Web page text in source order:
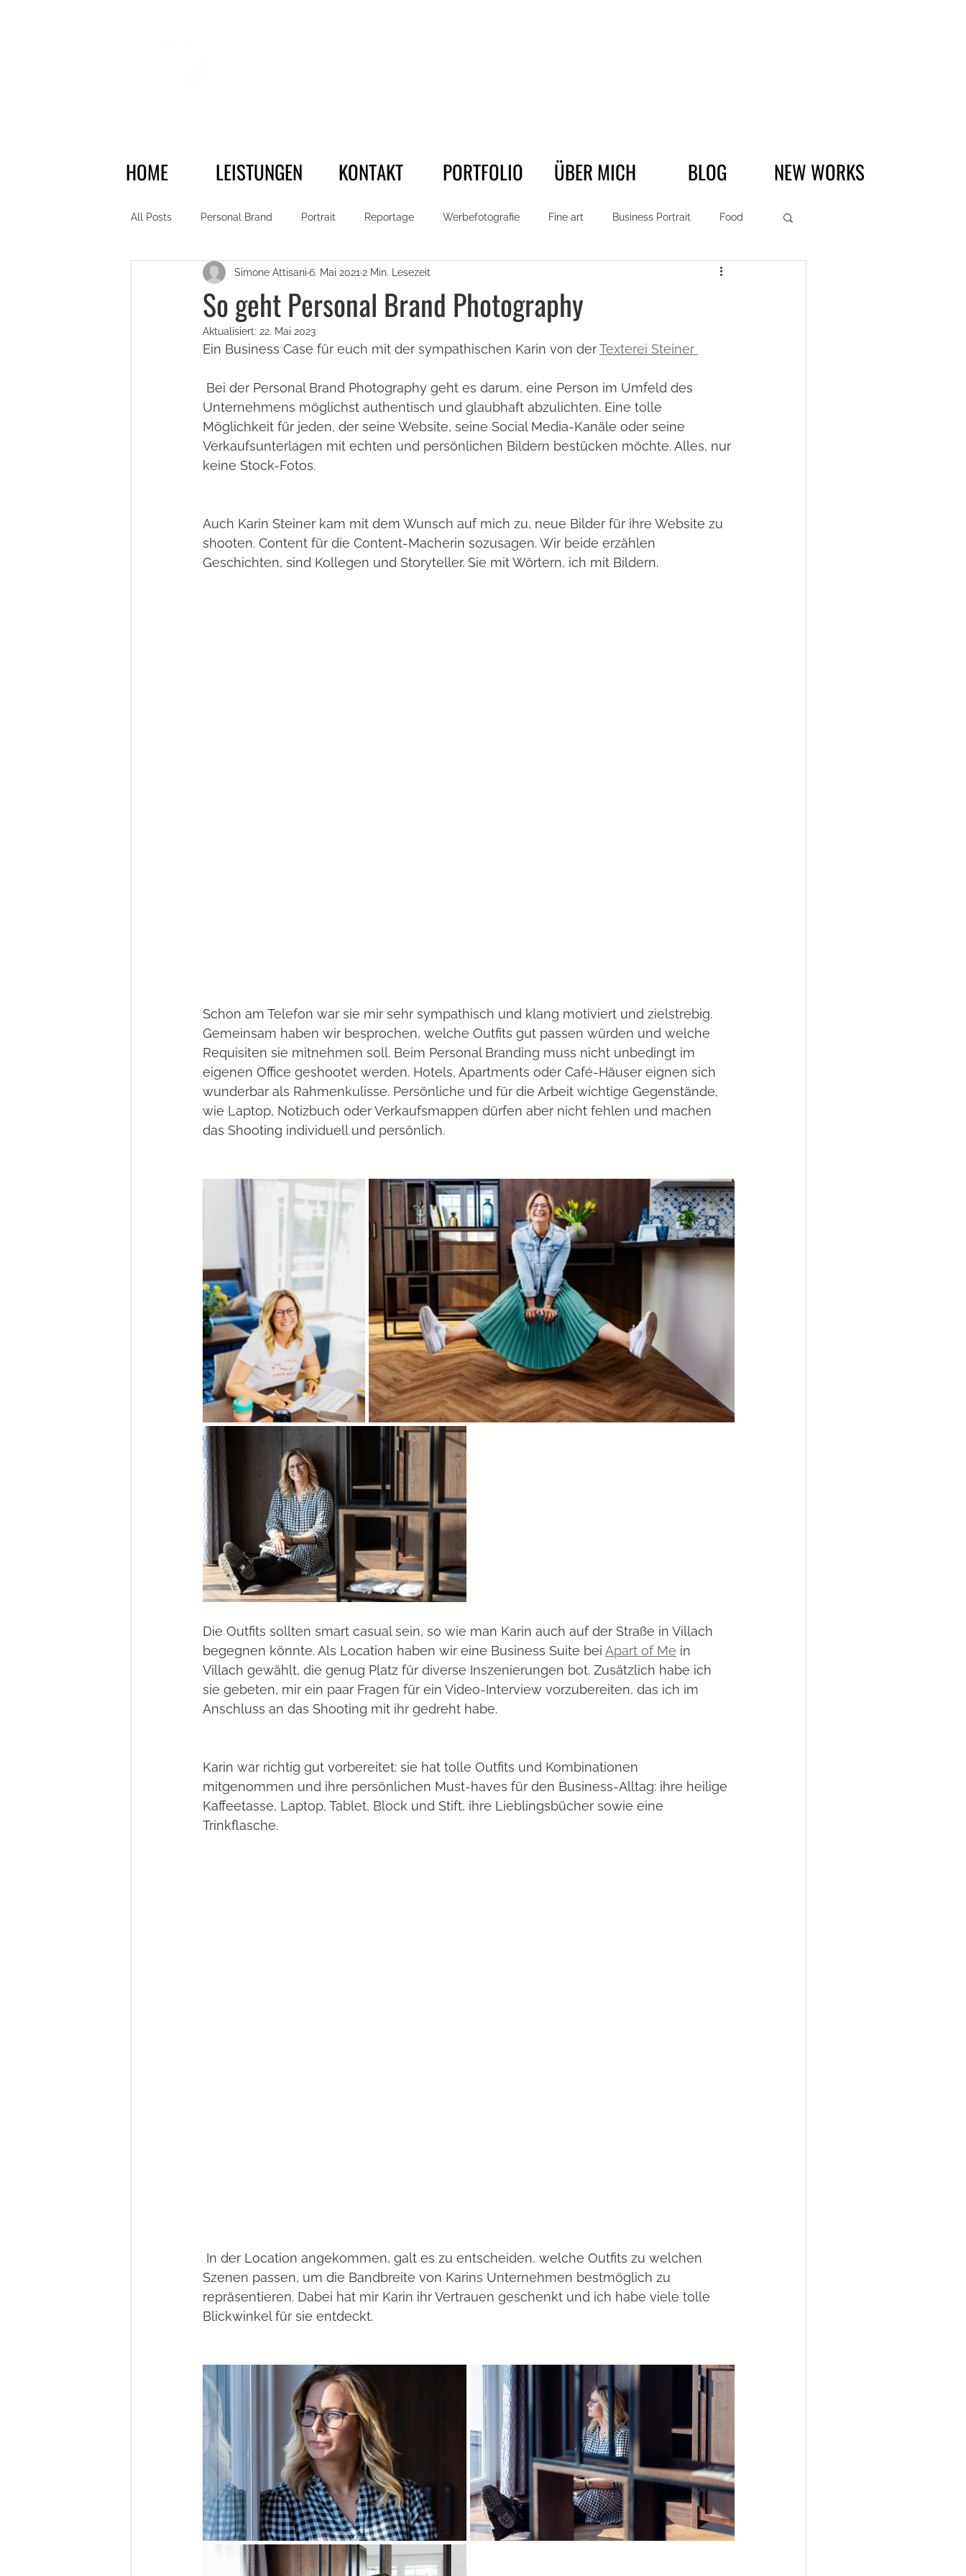
HOME LEISTUNGEN KONTAKT PORTFOLIO ÜBER MICH BLOG NEW WORKS
All Posts Personal Brand Portrait Reportage Werbefotografie Fine art Business Portrait Food
MAGAZINE Firmenaufnahmen Firmen Portrait
So geht Personal Brand Photography
Simone Attisani 6. Mai 2021 2 Min. Lesezeit
Aktualisiert: 22. Mai 2023
Ein Business Case für euch mit der sympathischen Karin von der Texterei Steiner
Unternehmens möglichst authentisch und glaubhaft abzulichten. Eine tolle
Möglichkeit für jeden, der seine Website, seine Social Media-Kanäle oder seine
Verkaufsunterlagen mit echten und persönlichen Bildern bestücken möchte. Alles, nur
keine Stock-Fotos.
Auch Karin Steiner kam mit dem Wunsch auf mich zu, neue Bilder für ihre Website zu
shooten. Content für die Content-Macherin sozusagen. Wir beide erzählen
Geschichten, sind Kollegen und Storyteller. Sie mit Wörtern, ich mit Bildern.
Schon am Telefon war sie mir sehr sympathisch und klang motiviert und zielstrebig.
Gemeinsam haben wir besprochen, welche Outfits gut passen würden und welche
Requisiten sie mitnehmen soll. Beim Personal Branding muss nicht unbedingt im
eigenen Office geshootet werden. Hotels, Apartments oder Café-Häuser eignen sich
wunderbar als Rahmenkulisse. Persönliche und für die Arbeit wichtige Gegenstände,
wie Laptop, Notizbuch oder Verkaufsmappen dürfen aber nicht fehlen und machen
das Shooting individuell und persönlich.
Die Outfits sollten smart casual sein, so wie man Karin auch auf der Straße in Villach
begegnen könnte. Als Location haben wir eine Business Suite bei Apart of Me in
Villach gewählt, die genug Platz für diverse Inszenierungen bot. Zusätzlich habe ich
sie gebeten, mir ein paar Fragen für ein Video-Interview vorzubereiten, das ich im
Anschluss an das Shooting mit ihr gedreht habe.
Karin war richtig gut vorbereitet: sie hat tolle Outfits und Kombinationen
mitgenommen und ihre persönlichen Must-haves für den Business-Alltag: ihre heilige
Kaffeetasse, Laptop, Tablet, Block und Stift, ihre Lieblingsbücher sowie eine
Trinkflasche.
Szenen passen, um die Bandbreite von Karins Unternehmen bestmöglich zu
repräsentieren. Dabei hat mir Karin ihr Vertrauen geschenkt und ich habe viele tolle
Blickwinkel für sie entdeckt.